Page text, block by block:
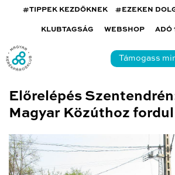
#TIPPEK KEZDŐKNEK #EZEKEN
KLUBTAGSÁG WEBSHOP ADÓ
Támogass
Előrelépés
Magyar Közúthoz fordul